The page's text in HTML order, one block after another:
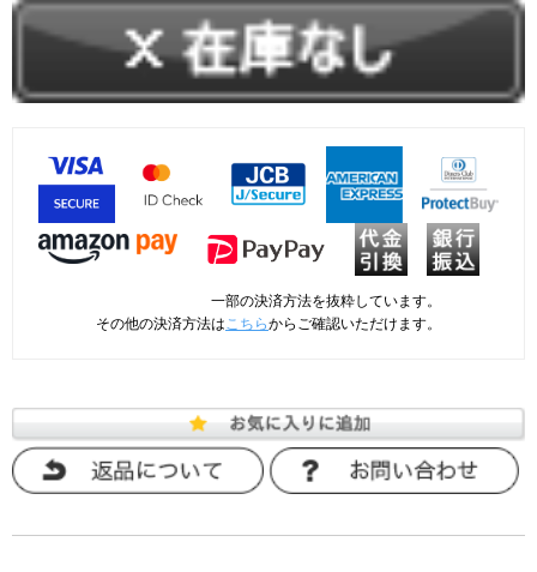
一部の決済方法を抜粋しています。
その他の決済方法は こちらからご確認いただけます。